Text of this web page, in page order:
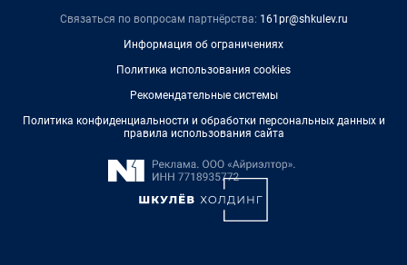
Связаться по вопросам партнёрства: 161pr@shkulev.ru
Информация об ограничениях
Политика использования cookies
Рекомендательные системы
Политика конфиденциальности и обработки персональных данных и
правила использования сайта